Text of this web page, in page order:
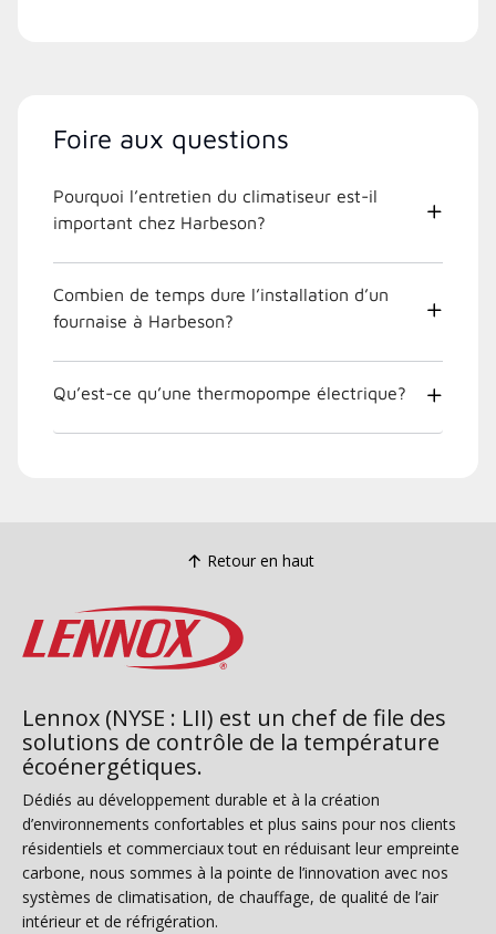
Foire aux questions
Pourquoi l’entretien du climatiseur est-il
important chez Harbeson?
Combien de temps dure l’installation d’un
fournaise à Harbeson?
Qu’est-ce qu’une thermopompe électrique?
Retour en haut
Lennox (NYSE : LII) est un chef de file des
solutions de contrôle de la température
écoénergétiques.
Dédiés au développement durable et à la création
d’environnements confortables et plus sains pour nos clients
résidentiels et commerciaux tout en réduisant leur empreinte
carbone, nous sommes à la pointe de l’innovation avec nos
systèmes de climatisation, de chauffage, de qualité de l’air
intérieur et de réfrigération.